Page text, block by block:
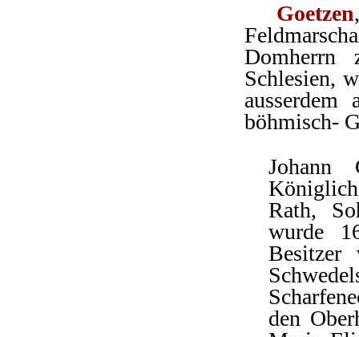
Goetzen
Domherrn
Schlesien,
böhmisch-
Johann
Rath,
wurde
Besitzer
den